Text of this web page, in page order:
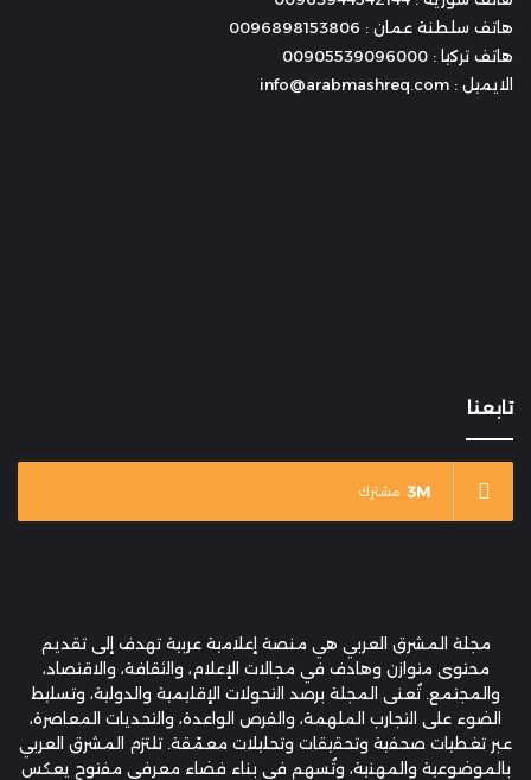
هاتف سلطنة عمان : 0096898153806
هاتف تركيا : 00905539096000
الايميل : info@arabmashreq.com
تابعنا
3M مشترك
مجلة المشرق العربي هي منصة إعلامية عربية تهدف إلى تقديم
محتوى متوازن وهادف في مجالات الإعلام، والثقافة، والاقتصاد،
والمجتمع. تُعنى المجلة برصد التحولات الإقليمية والدولية، وتسليط
الضوء على التجارب الملهمة، والفرص الواعدة، والتحديات المعاصرة،
عبر تغطيات صحفية وتحقيقات وتحليلات معمّقة. تلتزم المشرق العربي
بالموضوعية والمهنية، وتُسهم في بناء فضاء معرفي مفتوح يعكس